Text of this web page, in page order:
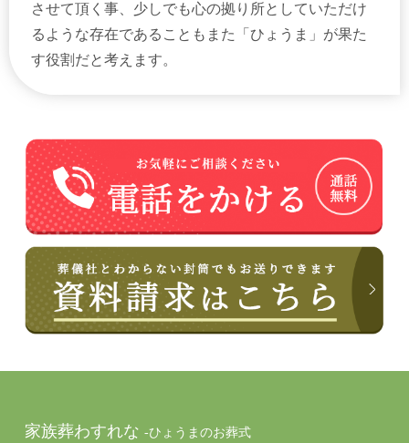
させて頂く事、少しでも心の拠り所としていただけ
るような存在であることもまた「ひょうま」が果た
す役割だと考えます。
家族葬わすれな -ひょうまのお葬式